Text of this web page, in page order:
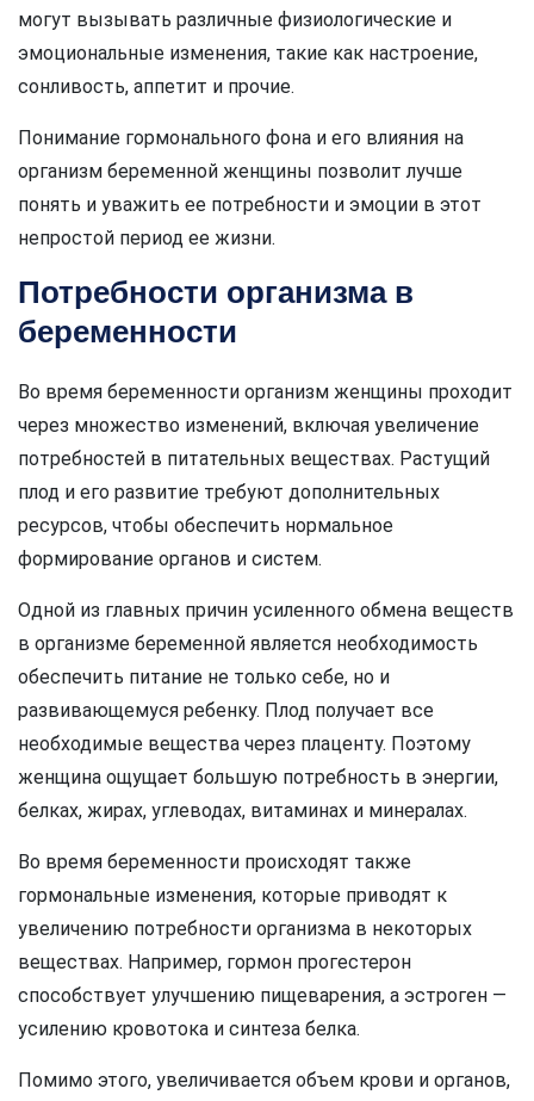
могут вызывать различные физиологические и
эмоциональные изменения, такие как настроение,
сонливость, аппетит и прочие.
Понимание гормонального фона и его влияния на
организм беременной женщины позволит лучше
понять и уважить ее потребности и эмоции в этот
непростой период ее жизни.
Потребности организма в
беременности
Во время беременности организм женщины проходит
через множество изменений, включая увеличение
потребностей в питательных веществах. Растущий
плод и его развитие требуют дополнительных
ресурсов, чтобы обеспечить нормальное
формирование органов и систем.
Одной из главных причин усиленного обмена веществ
в организме беременной является необходимость
обеспечить питание не только себе, но и
развивающемуся ребенку. Плод получает все
необходимые вещества через плаценту. Поэтому
женщина ощущает большую потребность в энергии,
белках, жирах, углеводах, витаминах и минералах.
Во время беременности происходят также
гормональные изменения, которые приводят к
увеличению потребности организма в некоторых
веществах. Например, гормон прогестерон
способствует улучшению пищеварения, а эстроген —
усилению кровотока и синтеза белка.
Помимо этого, увеличивается объем крови и органов,